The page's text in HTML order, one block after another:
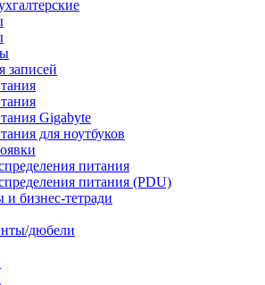
записей
Gigabyte
для ноутбуков
питания
питания (PDU)
и бизнес-тетради
дюбели